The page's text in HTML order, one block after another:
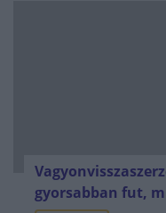
gyorsabban fut,